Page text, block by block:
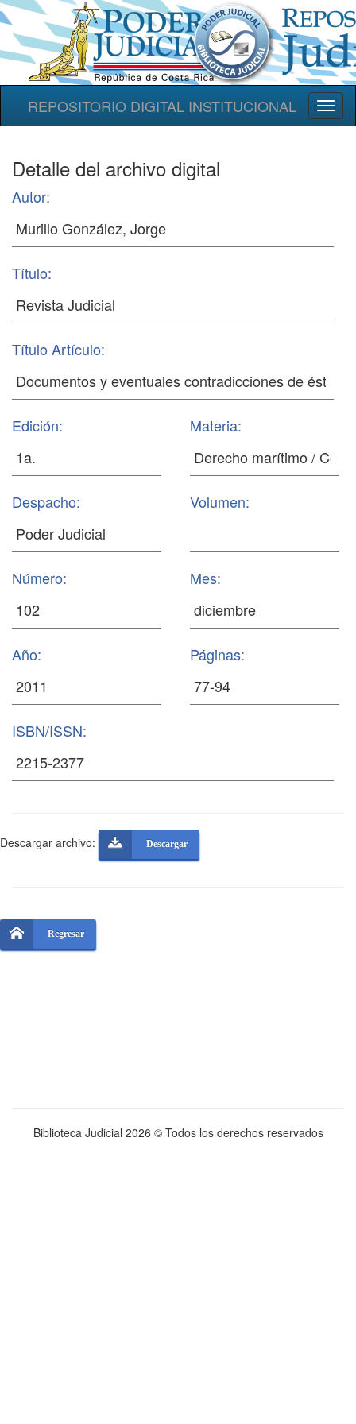
REPOSITORIO DIGITAL INSTITUCIONAL
Detalle del archivo digital
Autor:
Título:
Título Artículo:
Edición: Materia:
Despacho: Volumen:
Número: Mes:
Año: Páginas:
ISBN/ISSN:
Descargar archivo: Descargar
Regresar
Biblioteca Judicial 2026 © Todos los derechos reservados